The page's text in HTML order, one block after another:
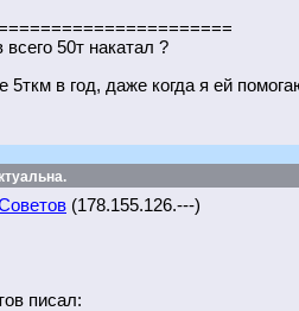
50т накатал ?
5ткм в год, даже когда я ей
(178.155.126.---)
писал: